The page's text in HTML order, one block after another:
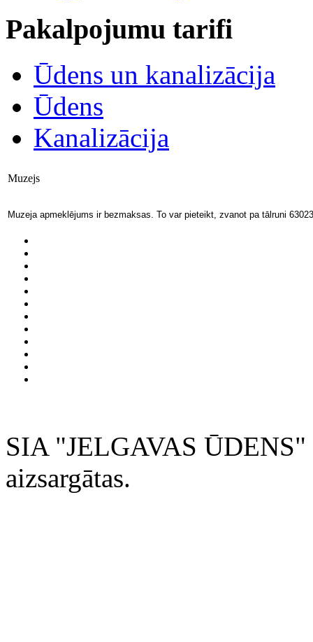
Pakalpojumu tarifi
Ūdens un kanalizācija
Ūdens
Kanalizācija
Muzejs
Muzeja apmeklējums ir bezmaksas. To var pieteikt, zvanot pa tālruni
SIA "JELGAVAS ŪDENS"
aizsargātas.